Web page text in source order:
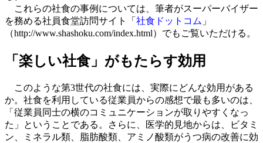
これらの社食の事例については、筆者がスーパーバイザー
を務める社員食堂訪問サイト「 社食ドットコム 」
（http://www.shashoku.com/index.html）でもご覧いただける。
「楽しい社食」がもたらす効用
このような第3世代の社食には、実際にどんな効用がある
か。社食を利用している従業員からの感想で最も多いのは、
「従業員同士の横のコミュニケーションが取りやすくなっ
た」ということである。さらに、医学的見地からは、ビタミ
ン、ミネラル類、脂肪酸類、アミノ酸類がうつ病の改善に効